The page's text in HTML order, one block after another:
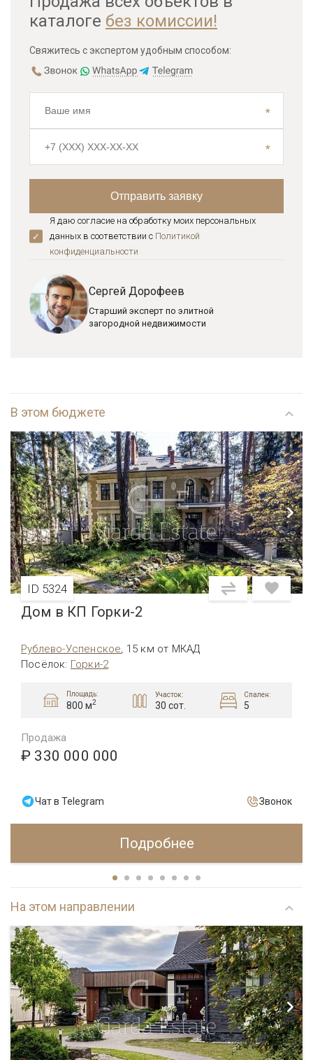
каталоге без комиссии!
Свяжитесь с экспертом удобным способом:
Я даю согласие на обработку моих персональных
данных в соответствии с Политикой
конфиденциальноcти
Сергей Дорофеев
Старший эксперт по элитной
загородной недвижимости
В этом бюджете
ID 5324
Дом в КП Горки-2
Рублево-Успенское, 15 км от МКАД
Посёлок: Горки-2
Площадь:
800 м2
Участок:
30 сот.
Спален:
5
Продажа
₽ 330 000 000
Чат в Telegram Звонок
Подробнее
На этом направлении